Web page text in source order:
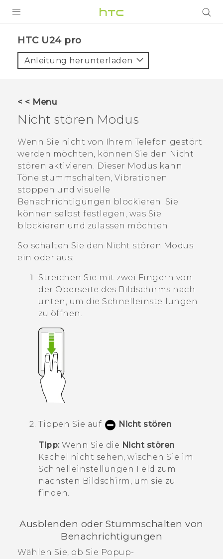
VIVE
UNTERSTÜTZUNG
HTC-Geräte und Zubehör
Anmelden
HTC U24 pro‎
Anleitung herunterladen
< < Menu
Nicht stören Modus
Wenn Sie nicht von Ihrem Telefon gestört
werden möchten, können Sie den Nicht
stören aktivieren. Dieser Modus kann
Töne stummschalten, Vibrationen
stoppen und visuelle
Benachrichtigungen blockieren. Sie
können selbst festlegen, was Sie
blockieren und zulassen möchten.
So schalten Sie den Nicht stören Modus
ein oder aus:
Streichen Sie mit zwei Fingern von
der Oberseite des Bildschirms nach
unten, um die Schnelleinstellungen
zu öffnen.
Tippen Sie auf Nicht stören.
Tipp:Wenn Sie die Nicht stören
Kachel nicht sehen, wischen Sie im
Schnelleinstellungen Feld zum
nächsten Bildschirm, um sie zu
finden.
Ausblenden oder Stummschalten von
Benachrichtigungen
Wählen Sie, ob Sie Popup-